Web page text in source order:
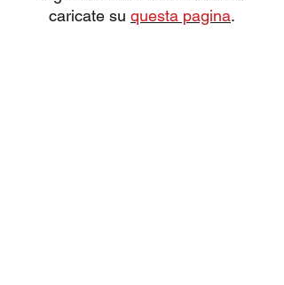
caricate su questa pagina.